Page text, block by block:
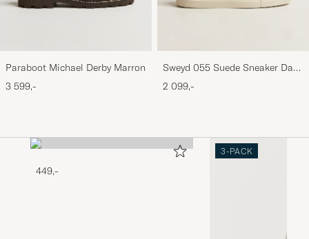
Paraboot Michael Derby Marron
3 599,-
Sweyd 055 Suede Sneaker Dark
Grey
2 099,-
449,-
3-PACK